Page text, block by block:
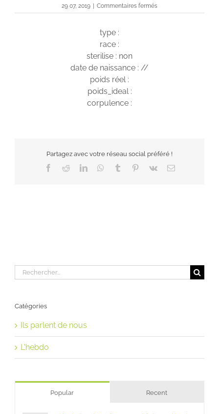
29 07, 2019 Commentaires ferméssur
Miyia
type :
race :
sterilise : non
date de naissance : //
poids réel :
poids_ideal :
corpulence :
Partagez avec votre réseau social préféré !
Facebook
RedditLinkedInWhatsApp
Tumblr Pinterest
Vk Email
Rechercher:
Catégories
Ils parlent de nous
L'hebdo
Popular Recent